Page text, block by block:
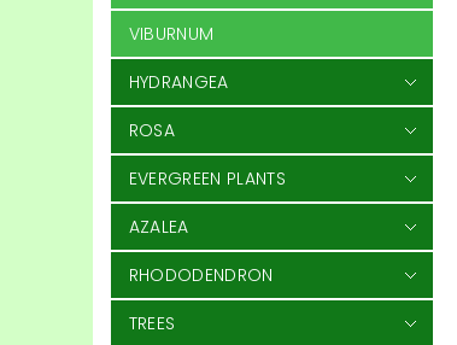
VIBURNUM
HYDRANGEA
ROSA
EVERGREEN PLANTS
AZALEA
RHODODENDRON
TREES